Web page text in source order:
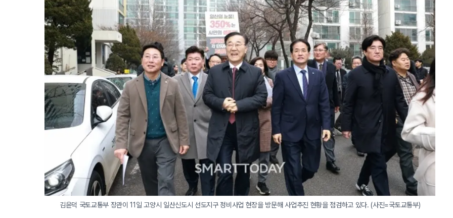
김윤덕 국토교통부 장관이 11일 고양시 일산신도시 선도지구 정비사업 현장을 방문해 사업추진 현황을 점검하고 있다. (사진=국토교통부)